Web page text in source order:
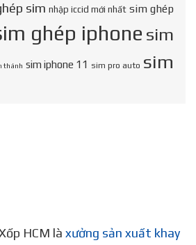
sim nhập iccid mới nhất sim ghép
ghép iphone sim
thánh sim iphone 11 sim pro auto sim
HCM là xưởng sản xuất khay